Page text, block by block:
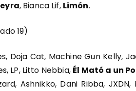
, Bianca Lif, Limón.
19)
Doja Cat, Machine Gun Kelly,
LP, Litto Nebbia, Él Mató a un
Ashnikko, Dani Ribba,